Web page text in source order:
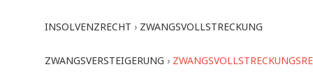
INSOLVENZRECHT › ZWANGSVOLLSTRECKUNG
ZWANGSVERSTEIGERUNG ›